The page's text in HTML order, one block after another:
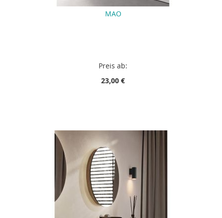
MAO
Preis ab:
23,00 €